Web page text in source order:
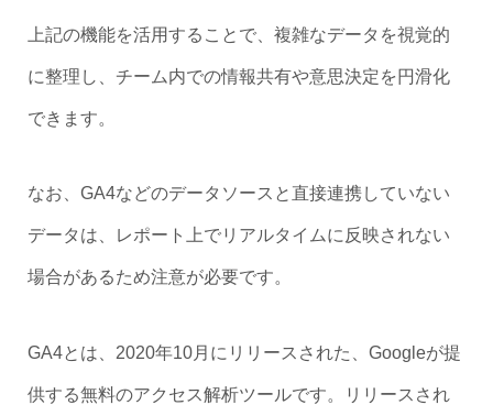
上記の機能を活用することで、複雑なデータを視覚的
に整理し、チーム内での情報共有や意思決定を円滑化
できます。
なお、GA4などのデータソースと直接連携していない
データは、レポート上でリアルタイムに反映されない
場合があるため注意が必要です。
GA4とは、2020年10月にリリースされた、Googleが提
供する無料のアクセス解析ツールです。リリースされ